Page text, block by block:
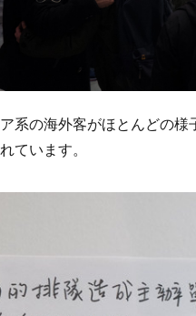
系の海外客がほとんどの
ています。